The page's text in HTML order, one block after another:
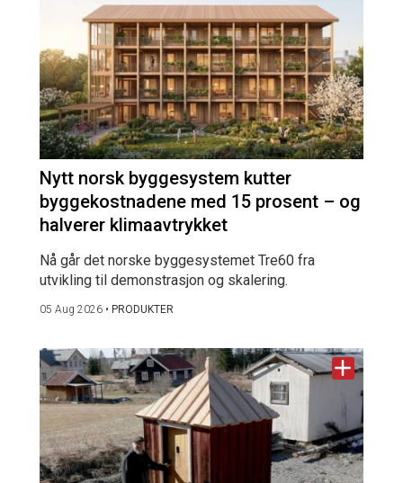
Nytt norsk byggesystem kutter
byggekostnadene med 15 prosent – og
halverer klimaavtrykket
Nå går det norske byggesystemet Tre60 fra
utvikling til demonstrasjon og skalering.
05 Aug 2026 • PRODUKTER